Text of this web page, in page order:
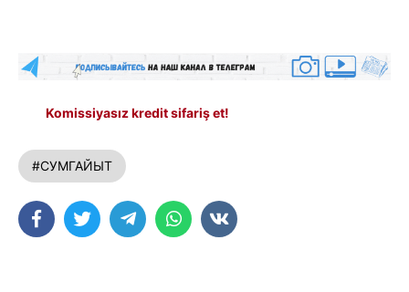
Komissiyasız kredit sifariş et!
#СУМГАЙЫТ